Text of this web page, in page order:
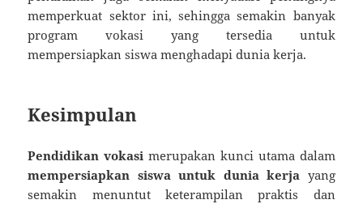
memperkuat sektor ini, sehingga semakin banyak
program vokasi yang tersedia untuk
mempersiapkan siswa menghadapi dunia kerja.
Kesimpulan
Pendidikan vokasi merupakan kunci utama dalam
mempersiapkan siswa untuk dunia kerja yang
semakin menuntut keterampilan praktis dan